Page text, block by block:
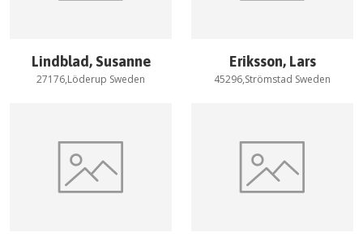
Lindblad, Susanne
27176,Löderup Sweden
Eriksson, Lars
45296,Strömstad Sweden